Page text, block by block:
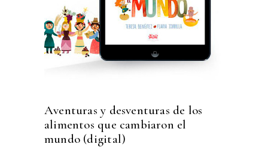
Aventuras y desventuras de los
alimentos que cambiaron el
mundo (digital)